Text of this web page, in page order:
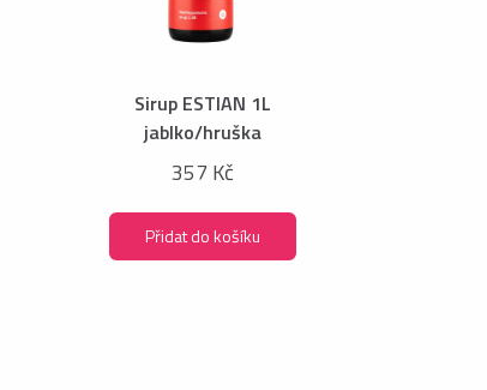
Sirup ESTIAN 1L
jablko/hruška
357 Kč
Přidat do košíku